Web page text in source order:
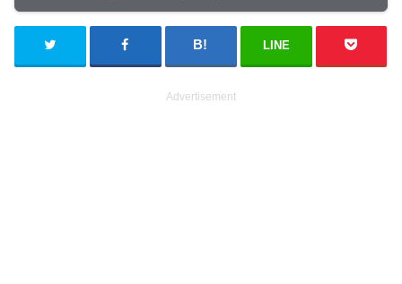
LINE
Advertisement